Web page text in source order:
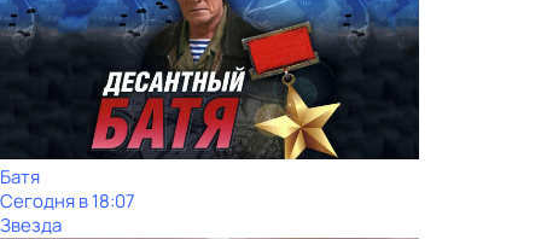
Батя
Сегодня в 18:07
Звезда